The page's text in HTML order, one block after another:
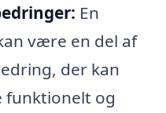
En
være en del af
der kan
funktionelt og